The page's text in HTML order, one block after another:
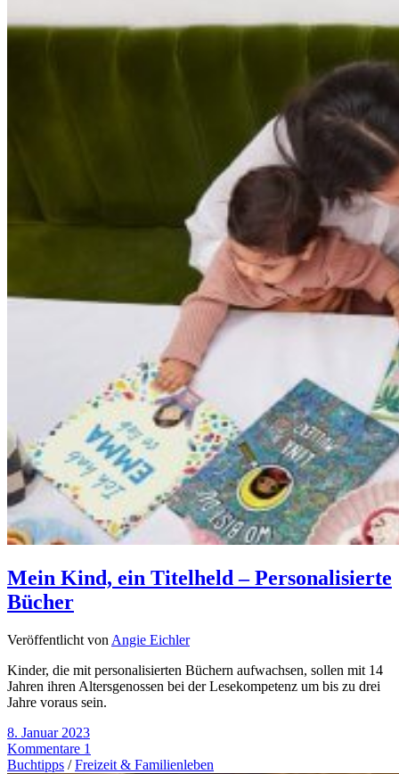
Mein Kind, ein Titelheld – Personalisierte
Bücher
Veröffentlicht von Angie Eichler
Kinder, die mit personalisierten Büchern aufwachsen, sollen mit 14
Jahren ihren Altersgenossen bei der Lesekompetenz um bis zu drei
Jahre voraus sein.
8. Januar 2023
Kommentare 1
Buchtipps /Freizeit & Familienleben